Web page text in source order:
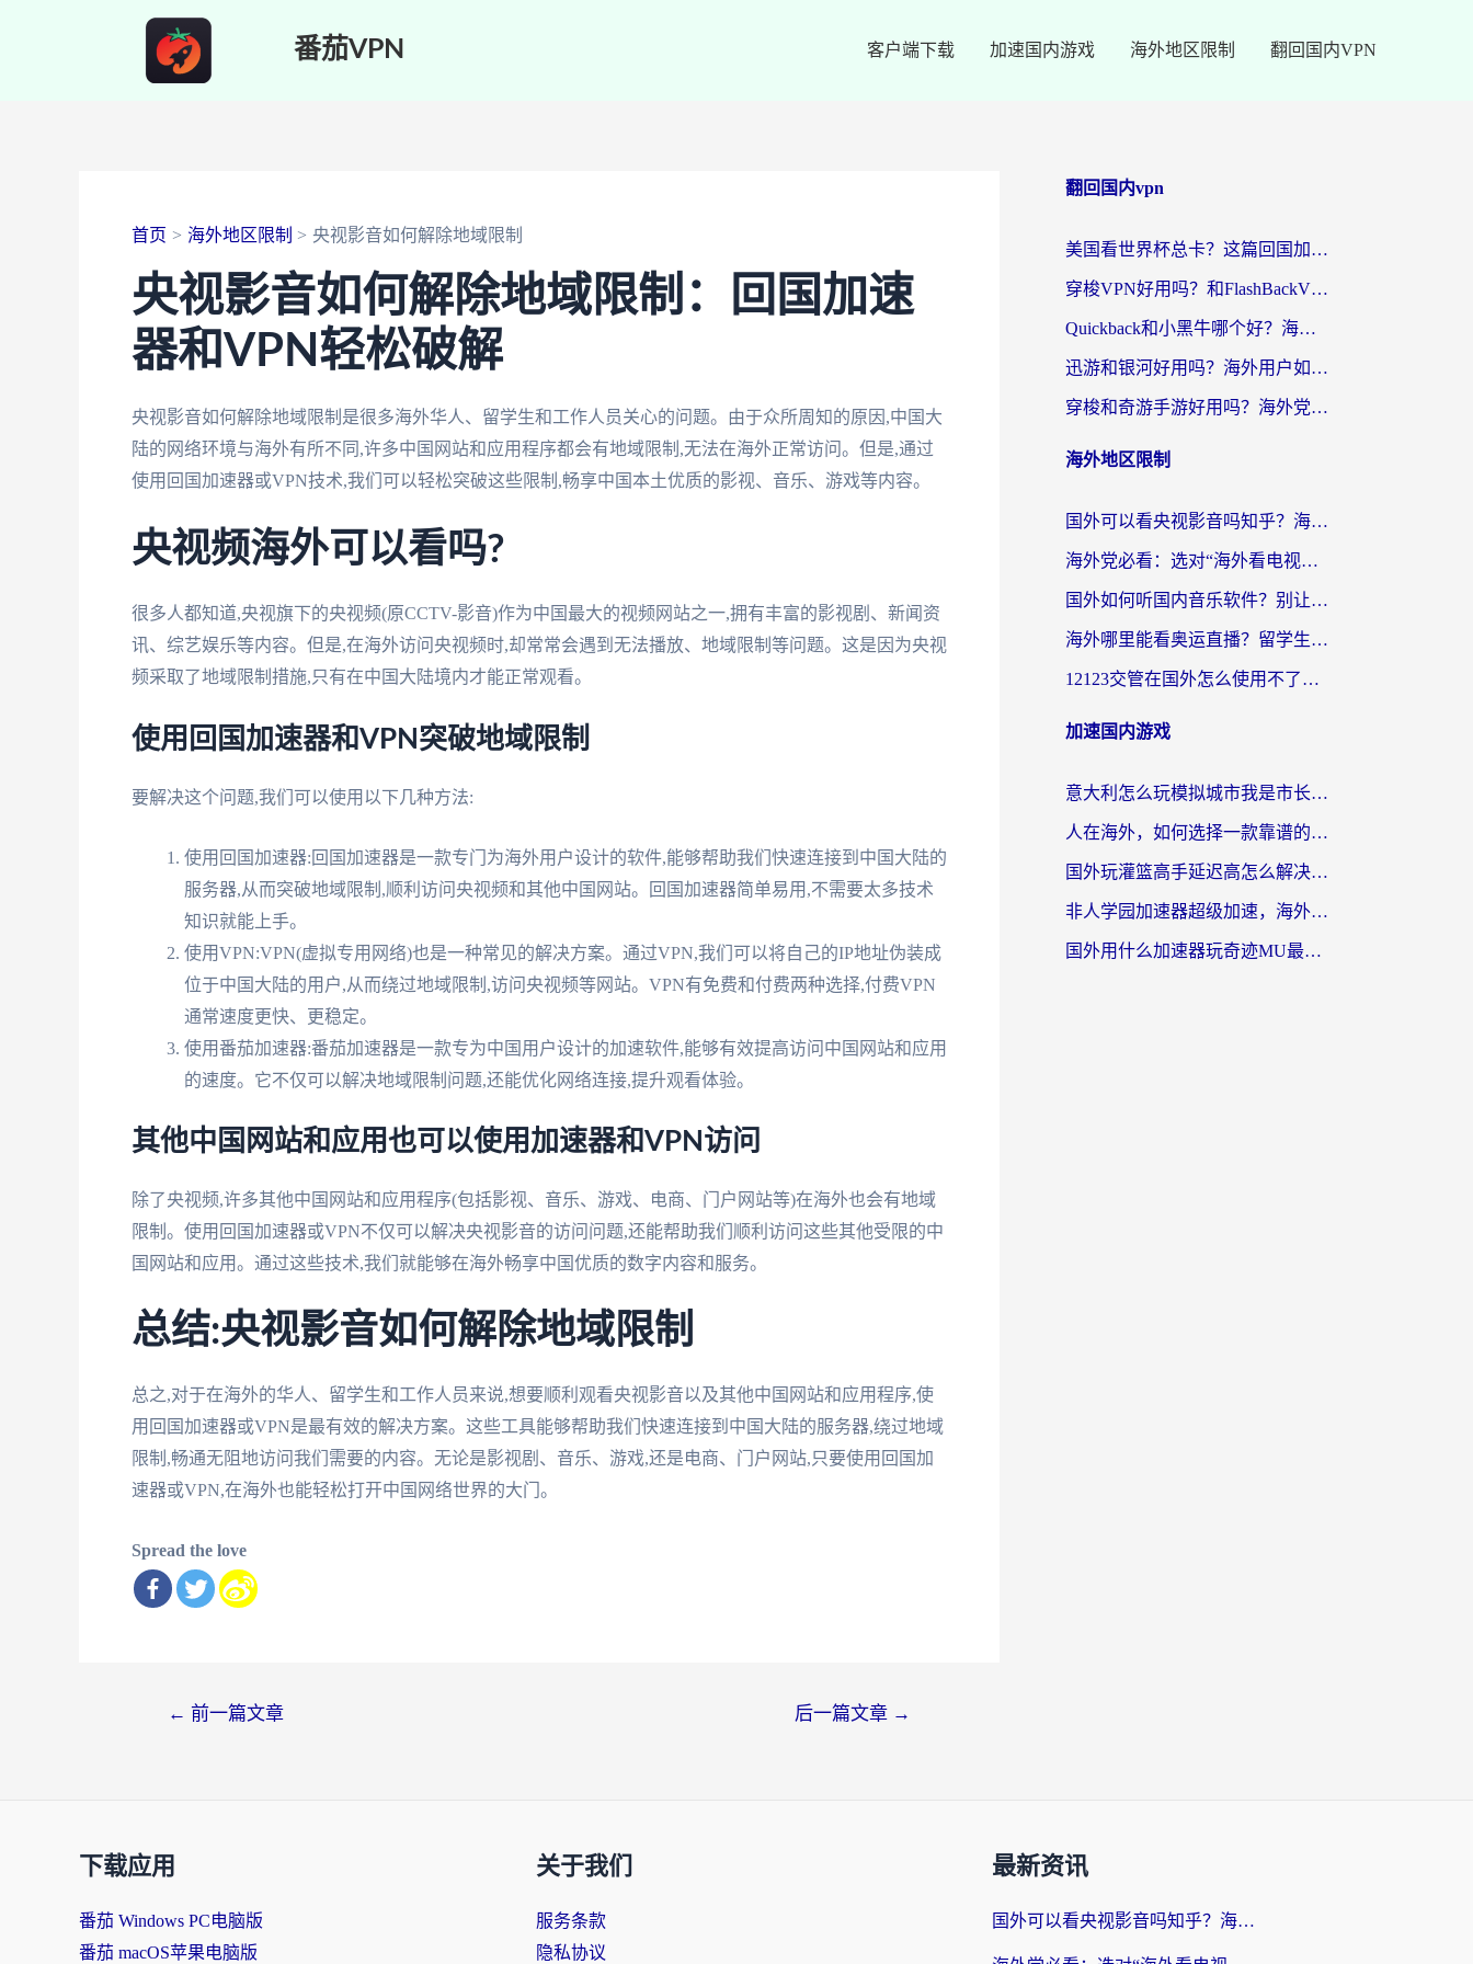
番茄VPN 客户端下载 加速国内游戏 海外地区限制 翻回国内VPN
首页 海外地区限制 央视影音如何解除地域限制
央视影音如何解除地域限制：回国加速
器和VPN轻松破解
央视影音如何解除地域限制是很多海外华人、留学生和工作人员关心的问题。由于众所周知的原因,中国大
陆的网络环境与海外有所不同,许多中国网站和应用程序都会有地域限制,无法在海外正常访问。但是,通过
使用回国加速器或VPN技术,我们可以轻松突破这些限制,畅享中国本土优质的影视、音乐、游戏等内容。
央视频海外可以看吗?
很多人都知道,央视旗下的央视频(原CCTV-影音)作为中国最大的视频网站之一,拥有丰富的影视剧、新闻资
讯、综艺娱乐等内容。但是,在海外访问央视频时,却常常会遇到无法播放、地域限制等问题。这是因为央视
频采取了地域限制措施,只有在中国大陆境内才能正常观看。
使用回国加速器和VPN突破地域限制
要解决这个问题,我们可以使用以下几种方法:
使用回国加速器:回国加速器是一款专门为海外用户设计的软件,能够帮助我们快速连接到中国大陆的
服务器,从而突破地域限制,顺利访问央视频和其他中国网站。回国加速器简单易用,不需要太多技术
知识就能上手。
使用VPN:VPN(虚拟专用网络)也是一种常见的解决方案。通过VPN,我们可以将自己的IP地址伪装成
位于中国大陆的用户,从而绕过地域限制,访问央视频等网站。VPN有免费和付费两种选择,付费VPN
通常速度更快、更稳定。
使用番茄加速器:番茄加速器是一款专为中国用户设计的加速软件,能够有效提高访问中国网站和应用
的速度。它不仅可以解决地域限制问题,还能优化网络连接,提升观看体验。
其他中国网站和应用也可以使用加速器和VPN访问
除了央视频,许多其他中国网站和应用程序(包括影视、音乐、游戏、电商、门户网站等)在海外也会有地域
限制。使用回国加速器或VPN不仅可以解决央视影音的访问问题,还能帮助我们顺利访问这些其他受限的中
国网站和应用。通过这些技术,我们就能够在海外畅享中国优质的数字内容和服务。
总结:央视影音如何解除地域限制
总之,对于在海外的华人、留学生和工作人员来说,想要顺利观看央视影音以及其他中国网站和应用程序,使
用回国加速器或VPN是最有效的解决方案。这些工具能够帮助我们快速连接到中国大陆的服务器,绕过地域
限制,畅通无阻地访问我们需要的内容。无论是影视剧、音乐、游戏,还是电商、门户网站,只要使用回国加
速器或VPN,在海外也能轻松打开中国网络世界的大门。
Spread the love
← 前一篇文章 后一篇文章 →
翻回国内vpn
美国看世界杯总卡？这篇回国加速器指南帮你无缝刷国内资源（附苹果手机VPN设置步骤）
穿梭VPN好用吗？和FlashBackVPN对比哪个回国效果更好？
Quickback和小黑牛哪个好？海外党亲测指南，选对回国加速器秒回国内
迅游和银河好用吗？海外用户如何选择回国加速器实现无缝访问国内资源
穿梭和奇游手游好用吗？海外党亲测3款回国加速器，附蜜蜂加速器七天试用攻略
海外地区限制
国外可以看央视影音吗知乎？海外党亲测有效的回国加速方案
海外党必看：选对“海外看电视剧软件”，再也不用愁国内剧刷不了
国外如何听国内音乐软件？别让地域限制，断了你的中文歌单
海外哪里能看奥运直播？留学生&海外华人必看的体育赛事观赛终极指南
12123交管在国外怎么使用不了？海外华人必看的无缝访问国内资源指南
加速国内游戏
意大利怎么玩模拟城市我是市长？海外党国服游戏加速终极攻略（附三国3量子特攻解决办法）
人在海外，如何选择一款靠谱的玩剑灵2加速器？
国外玩灌篮高手延迟高怎么解决？海外玩家国服游戏加速终极指南
非人学园加速器超级加速，海外玩家重返国服的通行证
国外用什么加速器玩奇迹MU最好？2026海外玩家国服游戏加速全攻略
下载应用
番茄 Windows PC电脑版
番茄 macOS苹果电脑版
关于我们
服务条款
隐私协议
最新资讯
国外可以看央视影音吗知乎？海外党亲测有效的回国加速方案